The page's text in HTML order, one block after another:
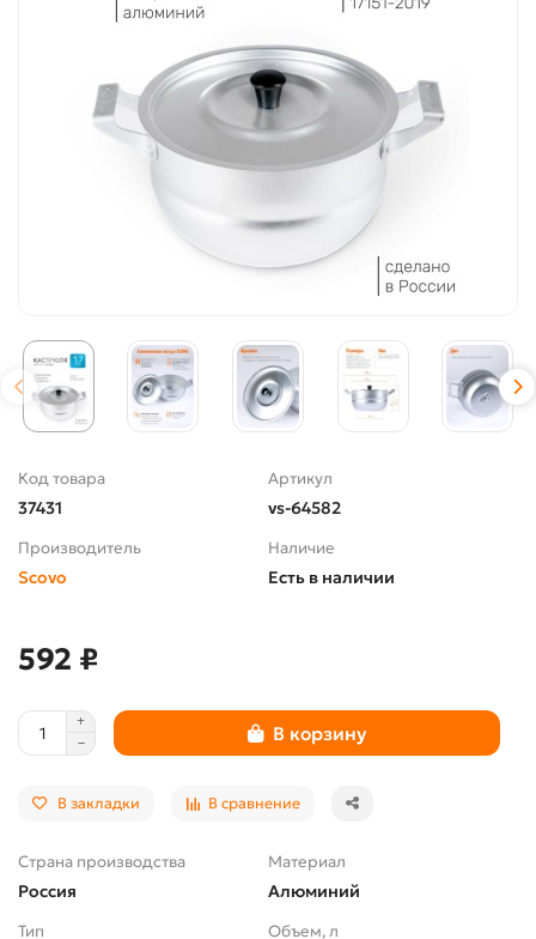
Код товара
37431
Артикул
vs-64582
Производитель
Scovo
Наличие
Есть в наличии
592 ₽
В корзину
В закладки В сравнение
Страна производства
Россия
Материал
Алюминий
Тип Объем, л